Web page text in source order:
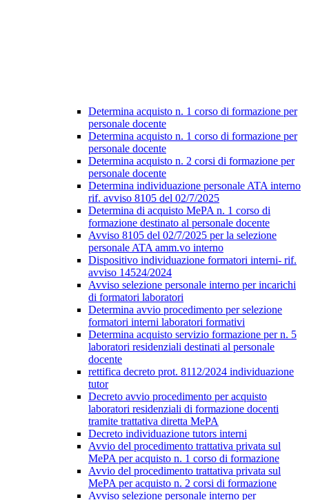
Determina acquisto n. 1 corso di formazione per
personale docente
Determina acquisto n. 1 corso di formazione per
personale docente
Determina acquisto n. 2 corsi di formazione per
personale docente
Determina individuazione personale ATA interno
rif. avviso 8105 del 02/7/2025
Determina di acquisto MePA n. 1 corso di
formazione destinato al personale docente
Avviso 8105 del 02/7/2025 per la selezione
personale ATA amm.vo interno
Dispositivo individuazione formatori interni- rif.
avviso 14524/2024
Avviso selezione personale interno per incarichi
di formatori laboratori
Determina avvio procedimento per selezione
formatori interni laboratori formativi
Determina acquisto servizio formazione per n. 5
laboratori residenziali destinati al personale
docente
rettifica decreto prot. 8112/2024 individuazione
tutor
Decreto avvio procedimento per acquisto
laboratori residenziali di formazione docenti
tramite trattativa diretta MePA
Decreto individuazione tutors interni
Avvio del procedimento trattativa privata sul
MePA per acquisto n. 1 corso di formazione
Avvio del procedimento trattativa privata sul
MePA per acquisto n. 2 corsi di formazione
Avviso selezione personale interno per